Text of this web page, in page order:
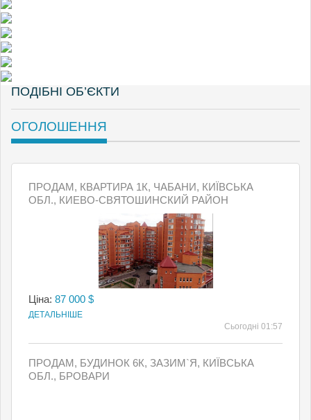
ПОДІБНІ ОБ’ЄКТИ
ОГОЛОШЕННЯ
ПРОДАМ, КВАРТИРА 1К, ЧАБАНИ, КИЇВСЬКА
ОБЛ., КИЕВО-СВЯТОШИНСКИЙ РАЙОН
Ціна: 87 000 $
ДЕТАЛЬНІШЕ
Сьогодні 01:57
ПРОДАМ, БУДИНОК 6К, ЗАЗИМ`Я, КИЇВСЬКА
ОБЛ., БРОВАРИ